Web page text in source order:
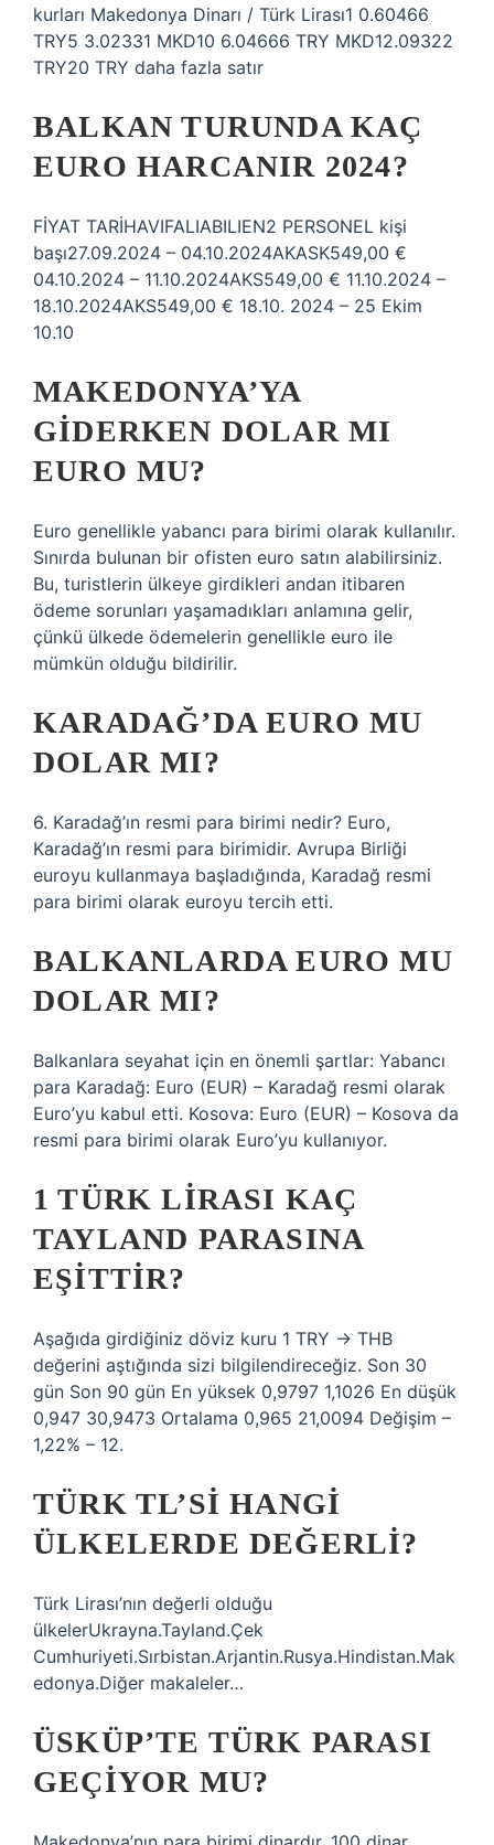
kurları Makedonya Dinarı / Türk Lirası1 0.60466
TRY5 3.02331 MKD10 6.04666 TRY MKD12.09322
TRY20 TRY daha fazla satır
BALKAN TURUNDA KAÇ
EURO HARCANIR 2024?
FİYAT TARİHAVIFALIABILIEN2 PERSONEL kişi
başı27.09.2024 – 04.10.2024AKASK549,00 €
04.10.2024 – 11.10.2024AKS549,00 € 11.10.2024 –
18.10.2024AKS549,00 € 18.10. 2024 – 25 Ekim
10.10
MAKEDONYA’YA
GIDERKEN DOLAR MI
EURO MU?
Euro genellikle yabancı para birimi olarak kullanılır.
Sınırda bulunan bir ofisten euro satın alabilirsiniz.
Bu, turistlerin ülkeye girdikleri andan itibaren
ödeme sorunları yaşamadıkları anlamına gelir,
çünkü ülkede ödemelerin genellikle euro ile
mümkün olduğu bildirilir.
KARADAĞ’DA EURO MU
DOLAR MI?
6. Karadağ’ın resmi para birimi nedir? Euro,
Karadağ’ın resmi para birimidir. Avrupa Birliği
euroyu kullanmaya başladığında, Karadağ resmi
para birimi olarak euroyu tercih etti.
BALKANLARDA EURO MU
DOLAR MI?
Balkanlara seyahat için en önemli şartlar: Yabancı
para Karadağ: Euro (EUR) – Karadağ resmi olarak
Euro’yu kabul etti. Kosova: Euro (EUR) – Kosova da
resmi para birimi olarak Euro’yu kullanıyor.
1 TÜRK LIRASI KAÇ
TAYLAND PARASINA
EŞITTIR?
Aşağıda girdiğiniz döviz kuru 1 TRY → THB
değerini aştığında sizi bilgilendireceğiz. Son 30
gün Son 90 gün En yüksek 0,9797 1,1026 En düşük
0,947 30,9473 Ortalama 0,965 21,0094 Değişim –
1,22% – 12.
TÜRK TL’SI HANGI
ÜLKELERDE DEĞERLI?
Türk Lirası’nın değerli olduğu
ülkelerUkrayna.Tayland.Çek
Cumhuriyeti.Sırbistan.Arjantin.Rusya.Hindistan.Mak
edonya.Diğer makaleler…
ÜSKÜP’TE TÜRK PARASI
GEÇIYOR MU?